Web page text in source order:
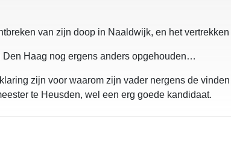
van zijn doop in Naaldwijk, en het
Haag nog ergens anders opgehouden…
zijn voor waarom zijn vader nergens de
te Heusden, wel een erg goede kandidaat.